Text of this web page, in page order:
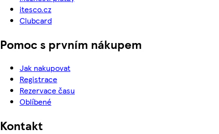
itesco.cz
Clubcard
Pomoc s prvním nákupem
Jak nakupovat
Registrace
Rezervace času
Oblíbené
Kontakt